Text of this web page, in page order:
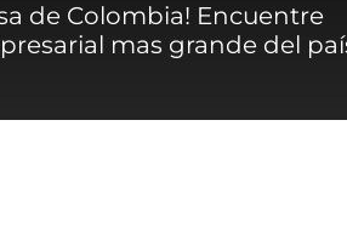
de Colombia! Encuentre
mas grande del